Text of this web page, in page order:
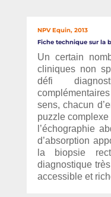
NPV Equin, 2013
Fiche technique sur la
Un certain
cliniques non
défi
sens, chacun
puzzle
l’échographie
d’absorption
la biopsie
diagnostique
accessible et